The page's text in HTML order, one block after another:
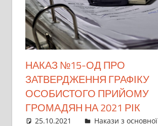
НАКАЗ №15-ОД ПРО
ЗАТВЕРДЖЕННЯ ГРАФІКУ
ОСОБИСТОГО ПРИЙОМУ
ГРОМАДЯН НА 2021 РІК
25.10.2021 director
Накази з основної